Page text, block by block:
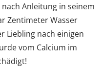
Anleitung in seinem
Zentimeter Wasser
Liebling nach einigen
vom Calcium im